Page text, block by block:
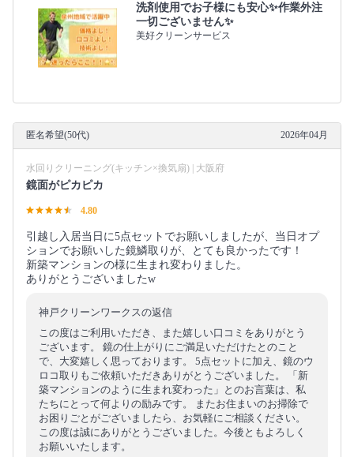
洗剤使用でお子様にも安心✨作業外注
一切ございません✨
美好クリーンサービス
匿名希望(50代) 2026年04月
水回りクリーニング(キッチン×換気扇) | 大阪府
鏡面がピカピカ
4.80
引越し入居当日に5点セットでお願いしましたが、当日オプ
ションでお願いした鏡鱗取りが、とても良かったです！
新築マンションの様に生まれ変わりました。
ありがとうございましたw
神戸クリーンワークスの返信
この度はご利用いただき、また嬉しい口コミをありがとう
ございます。 鏡の仕上がりにご満足いただけたとのこと
で、大変嬉しく思っております。 5点セットに加え、鏡のウ
ロコ取りもご依頼いただきありがとうございました。 「新
築マンションのように生まれ変わった」とのお言葉は、私
たちにとって何よりの励みです。 またお住まいのお掃除で
お困りごとがございましたら、お気軽にご相談ください。
この度は誠にありがとうございました。今後ともよろしく
お願いいたします。